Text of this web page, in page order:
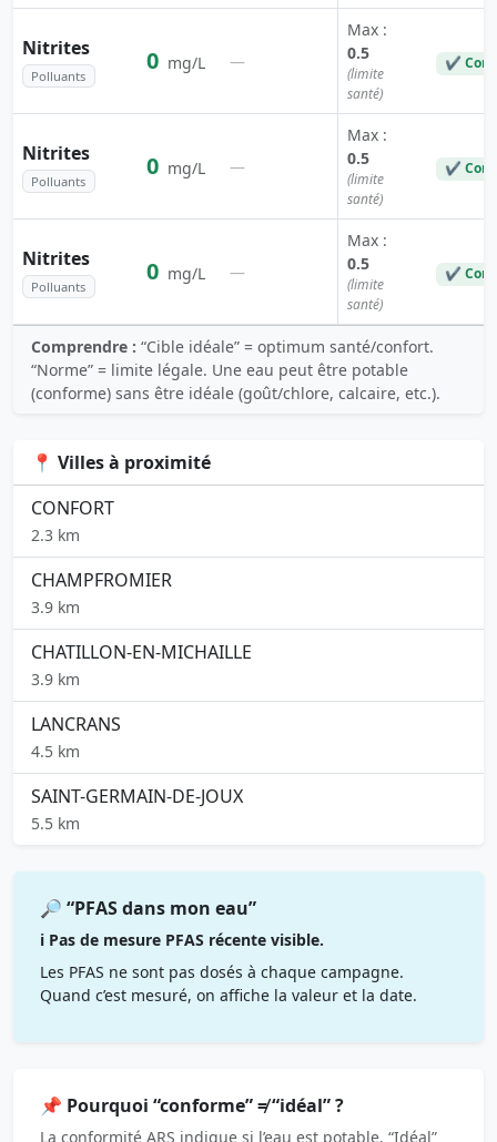
Nitrites
Polluants
0 mg/L —
Max :
0.5
(limite
santé)
✔
Nitrites
Polluants
0 mg/L —
Max :
0.5
(limite
santé)
✔
Nitrites
Polluants
0 mg/L —
Max :
0.5
(limite
santé)
✔
Comprendre : “Cible idéale” = optimum santé/confort.
“Norme” = limite légale. Une eau peut être potable
(conforme) sans être idéale (goût/chlore, calcaire, etc.).
📍 Villes à proximité
CONFORT
2.3 km
CHAMPFROMIER
3.9 km
CHATILLON-EN-MICHAILLE
3.9 km
LANCRANS
4.5 km
SAINT-GERMAIN-DE-JOUX
5.5 km
🔎 “PFAS dans mon eau”
ℹ️ Pas de mesure PFAS récente visible.
Les PFAS ne sont pas dosés à chaque campagne.
Quand c’est mesuré, on affiche la valeur et la date.
📌 Pourquoi “conforme” ≠ “idéal” ?
La conformité ARS indique si l’eau est potable. “Idéal”